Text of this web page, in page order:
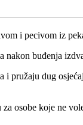
i pecivom iz
nakon buđenja
i pružaju dug
osobe koje ne